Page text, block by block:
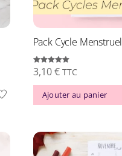
Pack Cycle Menstruel
Note
5.00
3,10€ TTC
Ajouter au panier